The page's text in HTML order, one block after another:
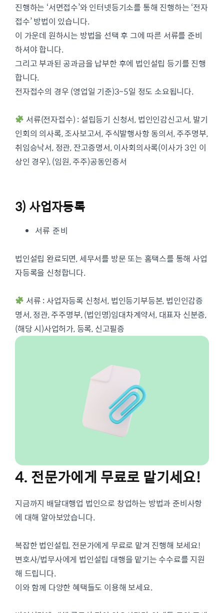
진행하는 ‘서면접수’와 인터넷등기소를 통해 진행하는 ‘전자
접수’ 방법이 있습니다.
이 가운데 원하시는 방법을 선택 후 그에 따른 서류를 준비
하셔야 합니다.
그리고 부과된 공과금을 납부한 후에 법인설립 등기를 진행
합니다.
전자접수의 경우 (영업일 기준)3~5일 정도 소요됩니다.
서류(전자접수) : 설립등기 신청서, 법인인감신고서, 발기
인회의 의사록, 조사보고서, 주식발행사항 동의서, 주주명부,
취임승낙서, 정관, 잔고증명서, 이사회의사록(이사가 3인 이
상인 경우), (임원, 주주)공동인증서
3) 사업자등록
서류 준비
법인설립 완료되면, 세무서를 방문 또는 홈택스를 통해 사업
자등록을 신청합니다.
서류 : 사업자등록 신청서, 법인등기부등본, 법인인감증
명서, 정관, 주주명부, (법인명)임대차계약서, 대표자 신분증,
(해당 시)사업허가, 등록, 신고필증
4. 전문가에게 무료로 맡기세요!
지금까지 배달대행업 법인으로 창업하는 방법과 준비사항
에 대해 알아보았습니다.
복잡한 법인설립, 전문가에게 무료로 맡겨 진행해 보세요!
변호사/법무사에게 법인설립 대행을 맡기는 수수료를 지원
해 드립니다.
이와 함께 다양한 혜택들도 이용해 보세요.